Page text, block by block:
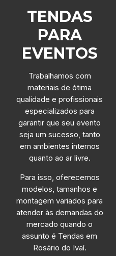
TENDAS
PARA
EVENTOS
Trabalhamos com
materiais de ótima
qualidade e profissionais
especializados para
garantir que seu evento
seja um sucesso, tanto
em ambientes internos
quanto ao ar livre.
Para isso, oferecemos
modelos, tamanhos e
montagem variados para
atender às demandas do
mercado quando o
assunto é Tendas em
Rosário do Ivaí.